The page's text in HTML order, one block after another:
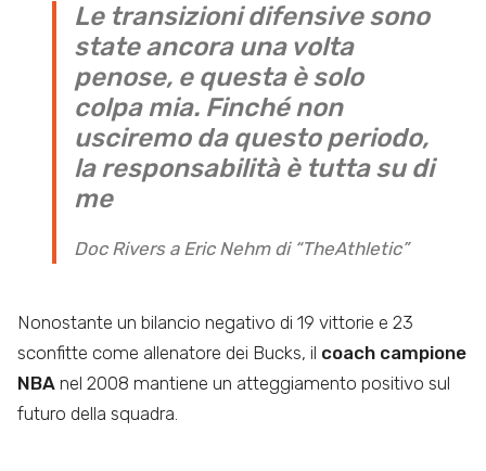
Le transizioni difensive sono
state ancora una volta
penose, e questa è solo
colpa mia. Finché non
usciremo da questo periodo,
la responsabilità è tutta su di
me
Doc Rivers a Eric Nehm di “TheAthletic”
Nonostante un bilancio negativo di 19 vittorie e 23
sconfitte come allenatore dei Bucks, il coach campione
NBA nel 2008 mantiene un atteggiamento positivo sul
futuro della squadra.